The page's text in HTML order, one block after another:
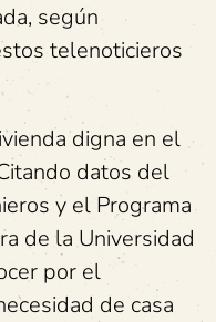
según
telenoticieros
digna en el
datos del
y el Programa
de la Universidad
por el
de casa